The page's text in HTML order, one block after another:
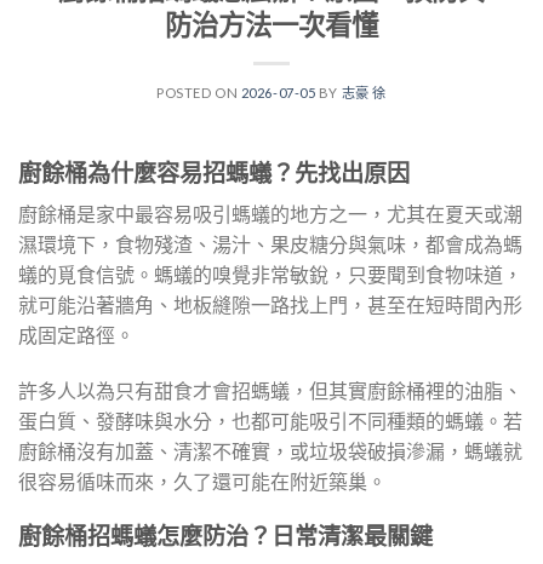
防治方法一次看懂
POSTED ON 2026-07-05 BY 志豪 徐
廚餘桶為什麼容易招螞蟻？先找出原因
廚餘桶是家中最容易吸引螞蟻的地方之一，尤其在夏天或潮
濕環境下，食物殘渣、湯汁、果皮糖分與氣味，都會成為螞
蟻的覓食信號。螞蟻的嗅覺非常敏銳，只要聞到食物味道，
就可能沿著牆角、地板縫隙一路找上門，甚至在短時間內形
成固定路徑。
許多人以為只有甜食才會招螞蟻，但其實廚餘桶裡的油脂、
蛋白質、發酵味與水分，也都可能吸引不同種類的螞蟻。若
廚餘桶沒有加蓋、清潔不確實，或垃圾袋破損滲漏，螞蟻就
很容易循味而來，久了還可能在附近築巢。
廚餘桶招螞蟻怎麼防治？日常清潔最關鍵